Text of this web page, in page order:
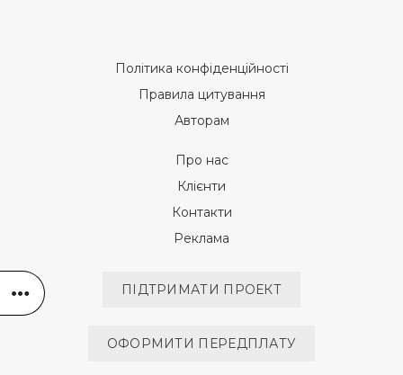
Політика конфіденційності
Правила цитування
Авторам
Про нас
Клієнти
Контакти
Реклама
ПІДТРИМАТИ ПРОЕКТ
ОФОРМИТИ ПЕРЕДПЛАТУ